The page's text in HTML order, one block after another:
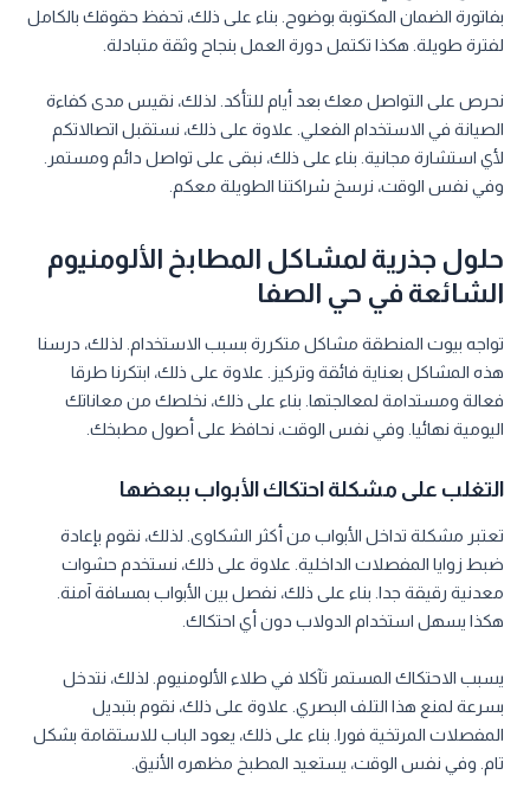
بفاتورة الضمان المكتوبة بوضوح. بناء على ذلك، تحفظ حقوقك بالكامل
لفترة طويلة. هكذا تكتمل دورة العمل بنجاح وثقة متبادلة.
نحرص على التواصل معك بعد أيام للتأكد. لذلك، نقيس مدى كفاءة
الصيانة في الاستخدام الفعلي. علاوة على ذلك، نستقبل اتصالاتكم
لأي استشارة مجانية. بناء على ذلك، نبقى على تواصل دائم ومستمر.
وفي نفس الوقت، نرسخ شراكتنا الطويلة معكم.
حلول جذرية لمشاكل المطابخ الألومنيوم
الشائعة في حي الصفا
تواجه بيوت المنطقة مشاكل متكررة بسبب الاستخدام. لذلك، درسنا
هذه المشاكل بعناية فائقة وتركيز. علاوة على ذلك، ابتكرنا طرقا
فعالة ومستدامة لمعالجتها. بناء على ذلك، نخلصك من معاناتك
اليومية نهائيا. وفي نفس الوقت، نحافظ على أصول مطبخك.
التغلب على مشكلة احتكاك الأبواب ببعضها
تعتبر مشكلة تداخل الأبواب من أكثر الشكاوى. لذلك، نقوم بإعادة
ضبط زوايا المفصلات الداخلية. علاوة على ذلك، نستخدم حشوات
معدنية رقيقة جدا. بناء على ذلك، نفصل بين الأبواب بمسافة آمنة.
هكذا يسهل استخدام الدولاب دون أي احتكاك.
يسبب الاحتكاك المستمر تآكلا في طلاء الألومنيوم. لذلك، نتدخل
بسرعة لمنع هذا التلف البصري. علاوة على ذلك، نقوم بتبديل
المفصلات المرتخية فورا. بناء على ذلك، يعود الباب للاستقامة بشكل
تام. وفي نفس الوقت، يستعيد المطبخ مظهره الأنيق.